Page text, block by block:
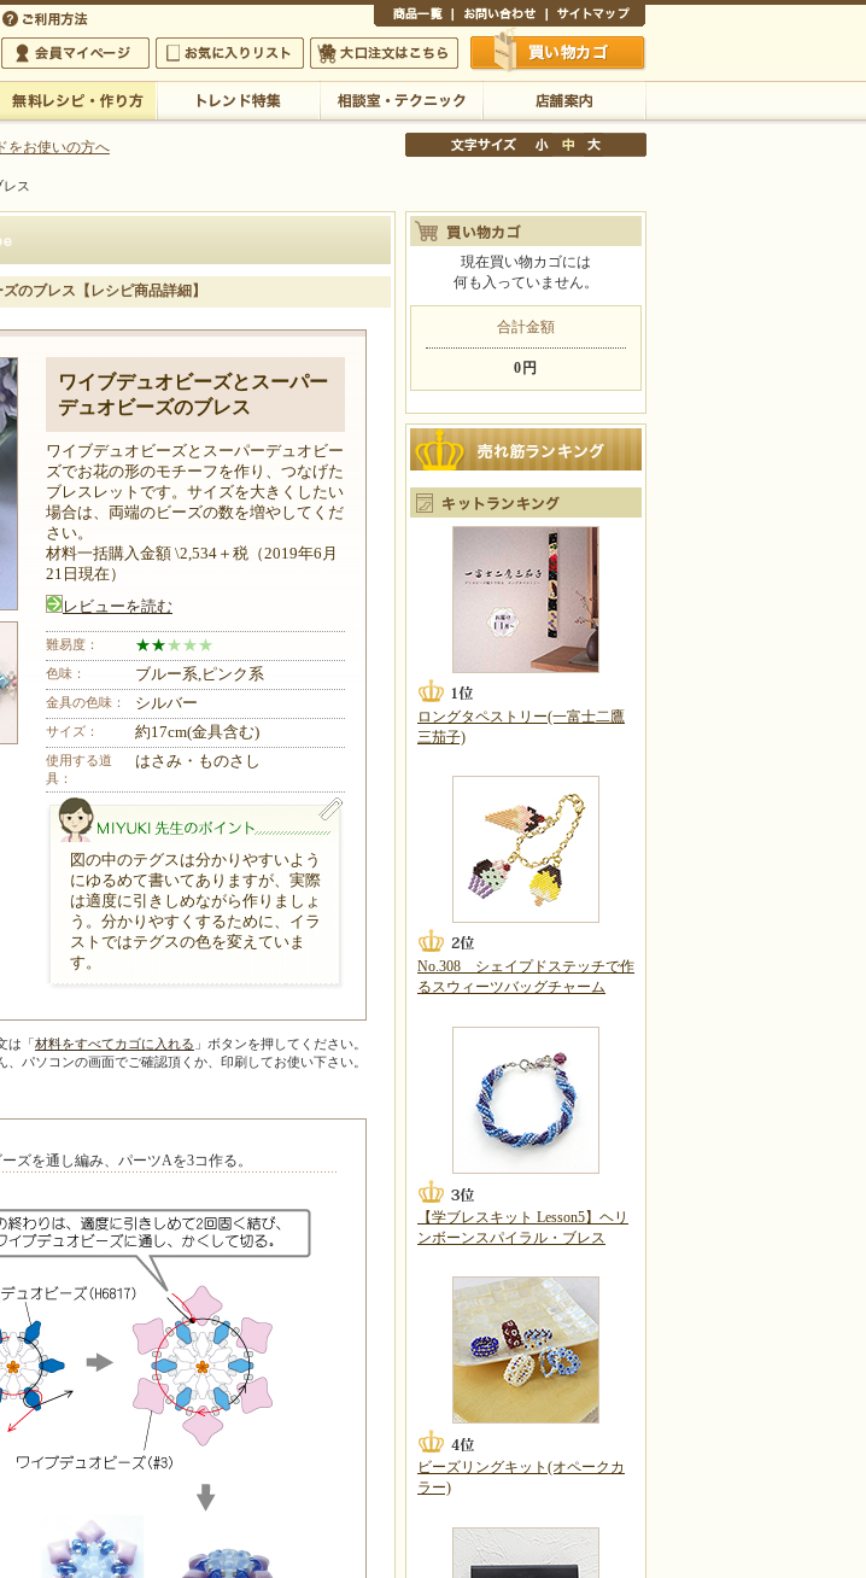
円以上のご注文で送料は当店が負担いたします
が負担いたします
ご利用方法
会員マイページ
お気に入りリスト 大口注文はこちら 買い物かご
店舗案内
をお使いの方へ
ス
のブレス【レシピ商品詳細】
ワイブデュオビーズとスーパー
デュオビーズのブレス
ワイブデュオビーズとスーパーデュオビー
ズでお花の形のモチーフを作り、つなげた
ブレスレットです。サイズを大きくしたい
場合は、両端のビーズの数を増やしてくだ
さい。
材料一括購入金額 \2,534＋税（2019年6月
21日現在）
レビューを読む
難易度： ★★★★★
色味： ブルー系,ピンク系
金具の色味： シルバー
サイズ： 約17cm(金具含む)
使用する道
具：
はさみ・ものさし
図の中のテグスは分かりやすいよう
にゆるめて書いてありますが、実際
は適度に引きしめながら作りましょ
う。分かりやすくするために、イラ
ストではテグスの色を変えていま
す。
は「材料をすべてカゴに入れる 」ボタンを押してください。
、パソコンの画面でご確認頂くか、印刷してお使い下さい。
ズを通し編み、パーツAを3コ作る。
現在買い物カゴには
何も入っていません。
合計金額
0円
ロングタペストリー(一富士二鷹
三茄子)
No.308 シェイプドステッチで作
るスウィーツバッグチャーム
【学ブレスキット Lesson5】ヘリ
ンボーンスパイラル・ブレス
ビーズリングキット(オペークカ
ラー)